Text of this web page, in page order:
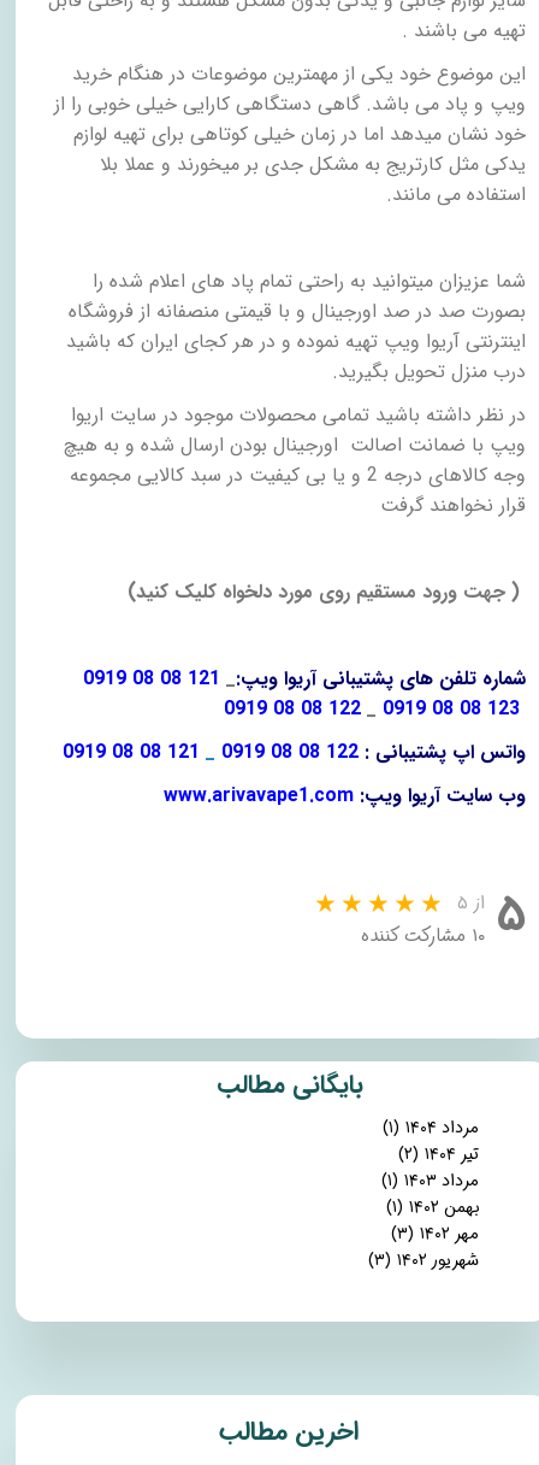
تهیه می باشند .
این موضوع خود یکی از مهمترین موضوعات در هنگام خرید
ویپ و پاد می باشد. گاهی دستگاهی کارایی خیلی خوبی را از
خود نشان میدهد اما در زمان خیلی کوتاهی برای تهیه لوازم
یدکی مثل کارتریج به مشکل جدی بر میخورند و عملا بلا
استفاده می مانند.
شما عزیزان میتوانید به راحتی تمام پاد های اعلام شده را
بصورت صد در صد اورجینال و با قیمتی منصفانه از فروشگاه
اینترنتی آریوا ویپ تهیه نموده و در هر کجای ایران که باشید
درب منزل تحویل بگیرید.
در نظر داشته باشید تمامی محصولات موجود در سایت اریوا
ویپ با ضمانت اصالت اورجینال بودن ارسال شده و به هیچ
وجه کالاهای درجه 2 و یا بی کیفیت در سبد کالایی مجموعه
قرار نخواهند گرفت
) جهت ورود مستقیم روی مورد دلخواه کلیک کنید(
شماره تلفن های پشتیبانی آریوا ویپ:
0919 08 08 121 _
0919 08 08 122 _ 0919 08 08 123
واتس اپ پشتیبانی
0919 08 08 121 _ 0919 08 08 122 :
وب سایت آریوا ویپ:
www.arivavape1.com
۵ از ۵
۱۰ مشارکت کننده
مرداد ۱۴۰۴
(۱)
تیر ۱۴۰۴
(۲)
مرداد ۱۴۰۳
(۱)
بهمن ۱۴۰۲
(۱)
مهر ۱۴۰۲
(۳)
شهریور ۱۴۰۲
(۳)
​بایگانی مطالب
​اخرین مطالب